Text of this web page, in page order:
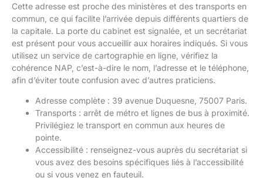
Cette adresse est proche des ministères et des transports en
commun, ce qui facilite l’arrivée depuis différents quartiers de
la capitale. La porte du cabinet est signalée, et un secrétariat
est présent pour vous accueillir aux horaires indiqués. Si vous
utilisez un service de cartographie en ligne, vérifiez la
cohérence NAP, c’est-à-dire le nom, l’adresse et le téléphone,
afin d’éviter toute confusion avec d’autres praticiens.
Adresse complète : 39 avenue Duquesne, 75007 Paris.
Transports : arrêt de métro et lignes de bus à proximité.
Privilégiez le transport en commun aux heures de
pointe.
Accessibilité : renseignez-vous auprès du secrétariat si
vous avez des besoins spécifiques liés à l’accessibilité
ou si vous venez en fauteuil.